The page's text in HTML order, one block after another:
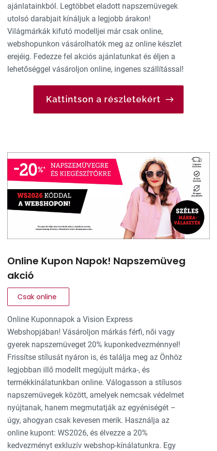
ajánlatainkból. Legtöbbet eladott napszemüvegek
utolsó darabjait kínáljuk a legjobb árakon!
Világmárkák kifutó modelljei már csak online,
webshopunkon vásárolhatók meg az online készlet
erejéig. Fedezze fel akciós ajánlatunkat és éljen a
lehetőséggel vásároljon online, ingenes szállítással!
Kattintson a részletekért
Online Kupon Napok! Napszemüveg
akció
Csak online
Online Kuponnapok a Vision Express
Webshopjában! Vásároljon márkás férfi, női vagy
gyerek napszemüveget 20% kuponkedvezménnyel!
Frissítse stílusát nyáron is, és találja meg az Önhöz
legjobban illő modellt megújult márka-, és
termékkínálatunkban online. Válogasson a stílusos
napszemüvegek között, amelyek nemcsak védelmet
nyújtanak, hanem megmutatják az egyéniségét –
úgy, ahogyan csak kevesen merik. Használja az
online kupont: WS2026, és élvezze a 20%
kedvezményt exkluzív webshop-kínálatunkra. Egy